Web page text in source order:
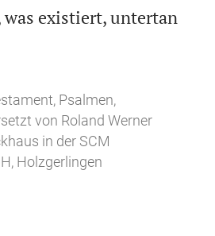
was existiert, untertan
Psalmen,
von Roland Werner
in der SCM
Holzgerlingen